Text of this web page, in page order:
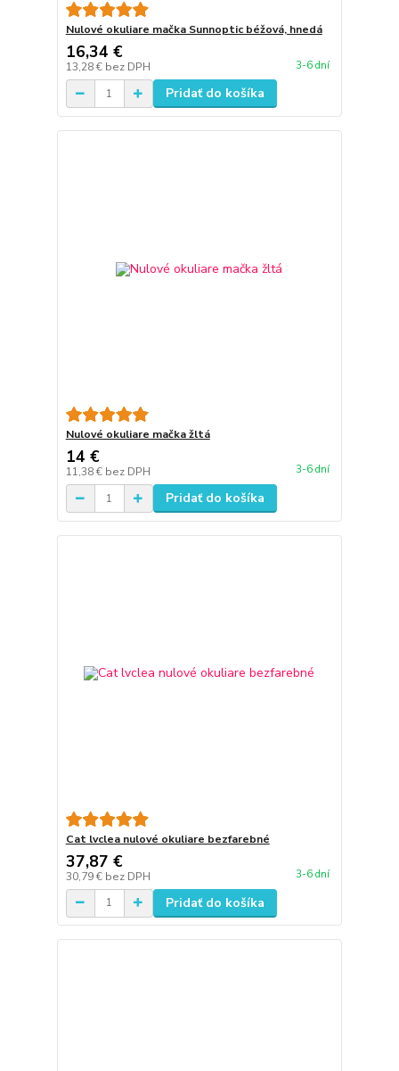
Nulové okuliare mačka Sunnoptic béžová, hnedá
16,34 €
13,28 € bez DPH 3-6 dní
Pridať do košíka
Nulové okuliare mačka žltá
14 €
11,38 € bez DPH 3-6 dní
Pridať do košíka
Cat lvclea nulové okuliare bezfarebné
37,87 €
30,79 € bez DPH 3-6 dní
Pridať do košíka